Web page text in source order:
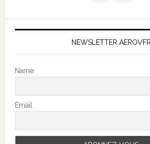
NEWSLETTER AEROVFR
Name
Email